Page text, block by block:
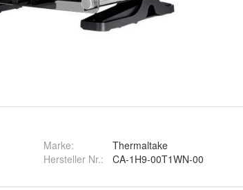
Marke:
Thermaltake
Hersteller Nr.:
CA-1H9-00T1WN-00